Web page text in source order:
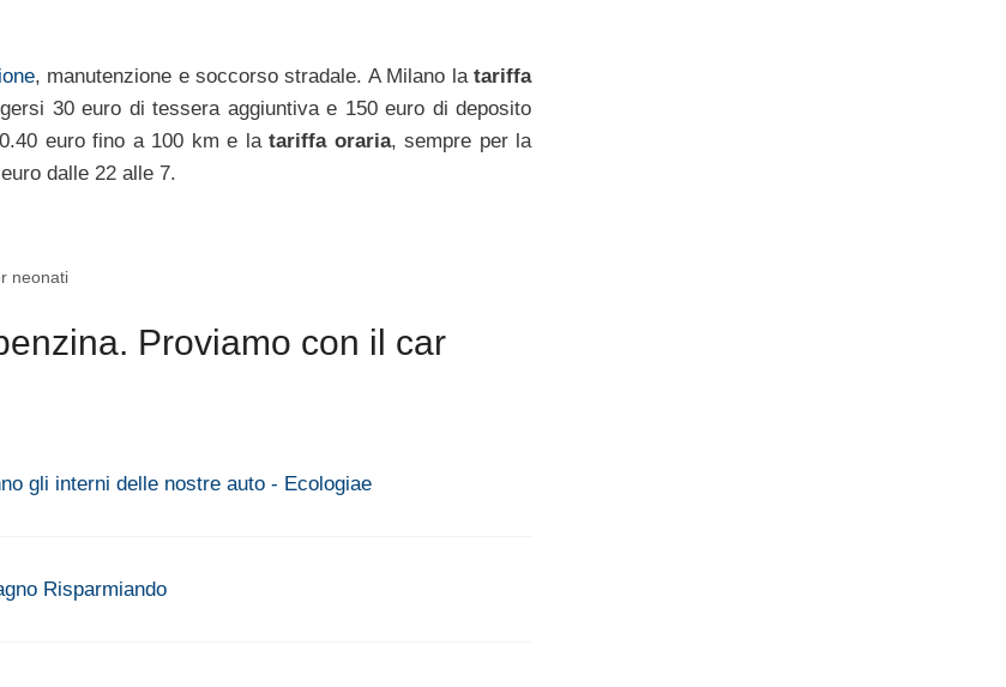
, manutenzione e soccorso stradale. A Milano latariffa
30 euro di tessera aggiuntiva e 150 euro di deposito
euro fino a 100 km e la tariffa oraria, sempre per la
dalle 22 alle 7.
neonati
Proviamo con il car
gli interni delle nostre auto - Ecologiae
Risparmiando